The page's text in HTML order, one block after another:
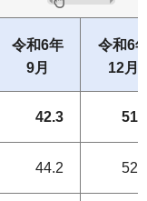
令和6年
9月
令和6
12月
42.3
44.2